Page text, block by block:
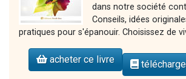
dans notre société
Conseils, idées
pratiques pour s'épanouir. Choisissez de
acheter ce livre